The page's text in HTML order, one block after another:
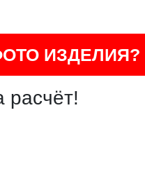
ИЗДЕЛИЯ?